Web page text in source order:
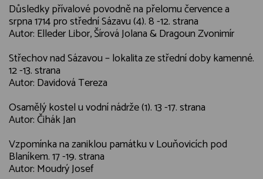
Důsledky přívalové povodně na přelomu července a
srpna 1714 pro střední Sázavu (4). 8 -12. strana
Autor: Elleder Libor, Šírová Jolana & Dragoun Zvonimír
Střechov nad Sázavou – lokalita ze střední doby kamenné.
12 -13. strana
Autor: Davidová Tereza
Osamělý kostel u vodní nádrže (1). 13 -17. strana
Autor: Čihák Jan
Vzpomínka na zaniklou památku v Louňovicích pod
Blaníkem. 17 -19. strana
Autor: Moudrý Josef